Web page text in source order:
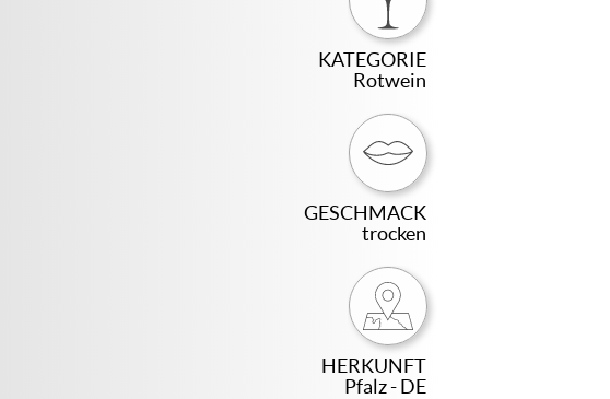
KATEGORIE
Rotwein
GESCHMACK
trocken
HERKUNFT
Pfalz - DE